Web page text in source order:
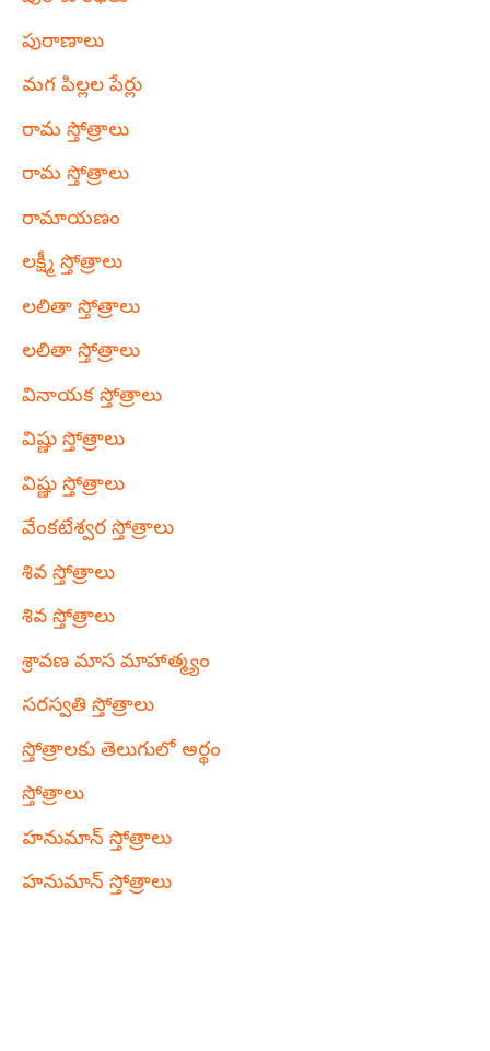
పురాణాలు
మగ పిల్లల పేర్లు
రామ స్తోత్రాలు
రామ స్తోత్రాలు
రామాయణం
లక్ష్మీ స్తోత్రాలు
లలితా స్తోత్రాలు
లలితా స్తోత్రాలు
వినాయక స్తోత్రాలు
విష్ణు స్తోత్రాలు
విష్ణు స్తోత్రాలు
వేంకటేశ్వర స్తోత్రాలు
శివ స్తోత్రాలు
శివ స్తోత్రాలు
శ్రావణ మాస మాహాత్మ్యం
సరస్వతి స్తోత్రాలు
స్తోత్రాలకు తెలుగులో అర్థం
స్తోత్రాలు
హనుమాన్ స్తోత్రాలు
హనుమాన్ స్తోత్రాలు